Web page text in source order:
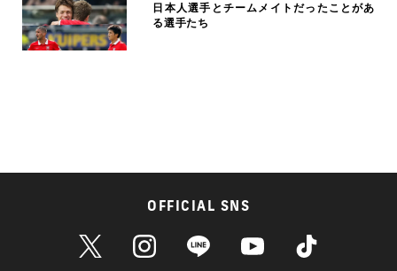
日本人選手とチームメイトだったことがあ
る選手たち
OFFICIAL SNS